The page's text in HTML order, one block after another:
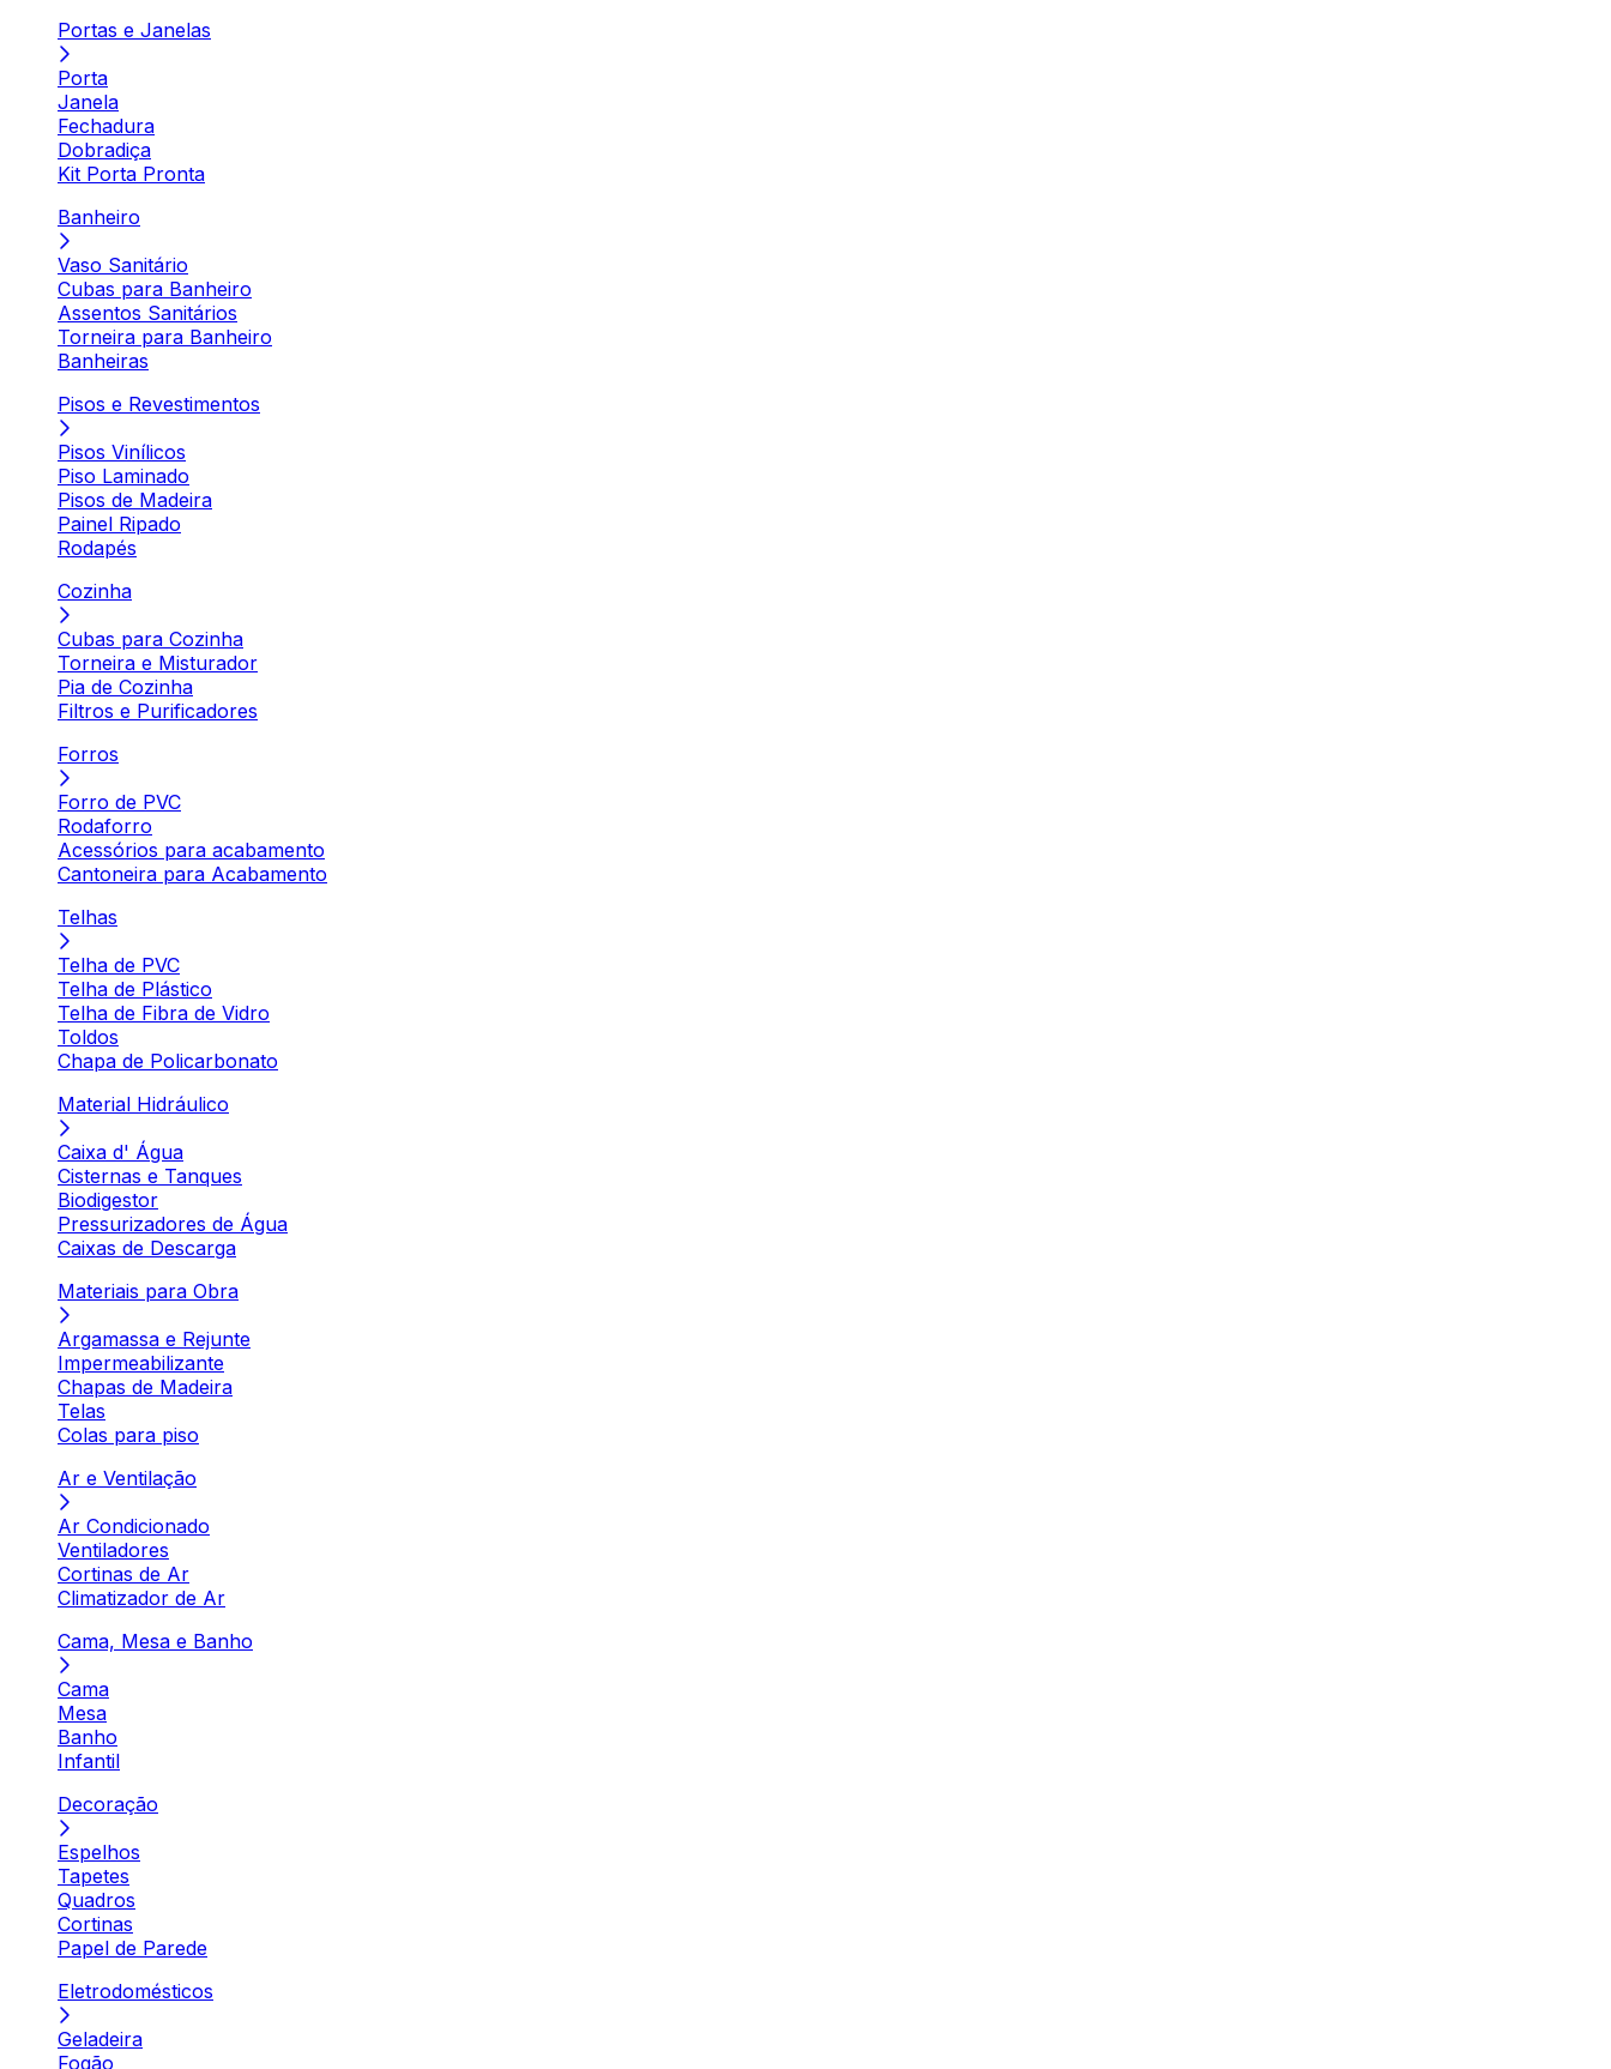
Portas e Janelas
Porta
Janela
Fechadura
Dobradiça
Kit Porta Pronta
Banheiro
Vaso Sanitário
Cubas para Banheiro
Assentos Sanitários
Torneira para Banheiro
Banheiras
Pisos e Revestimentos
Pisos Vinílicos
Piso Laminado
Pisos de Madeira
Painel Ripado
Rodapés
Cozinha
Cubas para Cozinha
Torneira e Misturador
Pia de Cozinha
Filtros e Purificadores
Forros
Forro de PVC
Rodaforro
Acessórios para acabamento
Cantoneira para Acabamento
Telhas
Telha de PVC
Telha de Plástico
Telha de Fibra de Vidro
Toldos
Chapa de Policarbonato
Material Hidráulico
Caixa d' Água
Cisternas e Tanques
Biodigestor
Pressurizadores de Água
Caixas de Descarga
Materiais para Obra
Argamassa e Rejunte
Impermeabilizante
Chapas de Madeira
Telas
Colas para piso
Ar e Ventilação
Ar Condicionado
Ventiladores
Cortinas de Ar
Climatizador de Ar
Cama, Mesa e Banho
Cama
Mesa
Banho
Infantil
Decoração
Espelhos
Tapetes
Quadros
Cortinas
Papel de Parede
Eletrodomésticos
Geladeira
Fogão